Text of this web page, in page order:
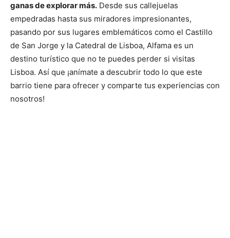
ganas de explorar más. Desde sus callejuelas
empedradas hasta sus miradores impresionantes,
pasando por sus lugares emblemáticos como el Castillo
de San Jorge y la Catedral de Lisboa, Alfama es un
destino turístico que no te puedes perder si visitas
Lisboa. Así que ¡anímate a descubrir todo lo que este
barrio tiene para ofrecer y comparte tus experiencias con
nosotros!